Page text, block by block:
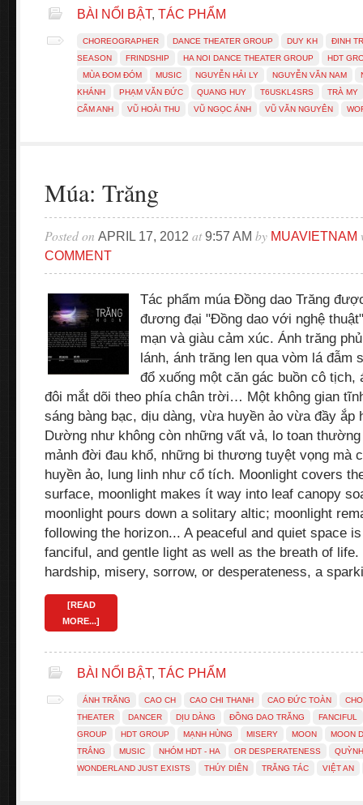
BÀI NỔI BẬT, TÁC PHẨM
CHOREOGRAPHER DANCE THEATER GROUP DUY KH
ĐINH
SEASON
FRINDSHIP HA NOI DANCE THEATER GROUP
HDT
MÙA ĐOM ĐÓM
MUSIC NGUYỄN HẢI LY NGUYỄN VĂN NAM
KHÁNH
PHẠM VĂN ĐỨC QUANG HUY T6USKL4SRS
TRÀ MY
CẨM ANH
VŨ HOÀI THU VŨ NGỌC ÁNH VŨ VĂN NGUYÊN
Múa: Trăng
Posted on APRIL 17, 2012 at9:57 AM by MUAVIETNAM
COMMENT
Tác phẩm múa Đồng dao Trăng
đương đại "Đồng dao với nghệ
mạn và giàu cảm xúc. Ánh trăng
lánh, ánh trăng len qua vòm lá đẫm
đổ xuống một căn gác buồn cô tịch,
đôi mắt dõi theo phía chân trời… Một không gian
sáng bàng bạc, dịu dàng, vừa huyền ảo vừa đầy ắp
Dường như không còn những vất vả, lo toan
mảnh đời đau khổ, những bi thương tuyệt vọng mà
huyền ảo, lung linh như cổ tích. Moonlight covers
surface, moonlight makes ít way into leaf canopy
moonlight pours down a solitary altic; moonlight
following the horizon... A peaceful and quiet space
fanciful, and gentle light as well as the breath of
hardship, misery, sorrow, or desperateness, a
[READ
MORE...]
BÀI NỔI BẬT, TÁC PHẨM
ÁNH TRĂNG CAO CH CAO CHI THANH CAO ĐỨC TOÀN
THEATER
DANCER DỊU DÀNG ĐỒNG DAO TRĂNG
FANCIFUL
GROUP
HDT GROUP MẠNH HÙNG MISERY MOON
MOON
TRẮNG
MUSIC NHÓM HDT - HA OR DESPERATENESS
WONDERLAND JUST EXISTS
THÚY DIÊN TRĂNG TÁC VIỆT AN